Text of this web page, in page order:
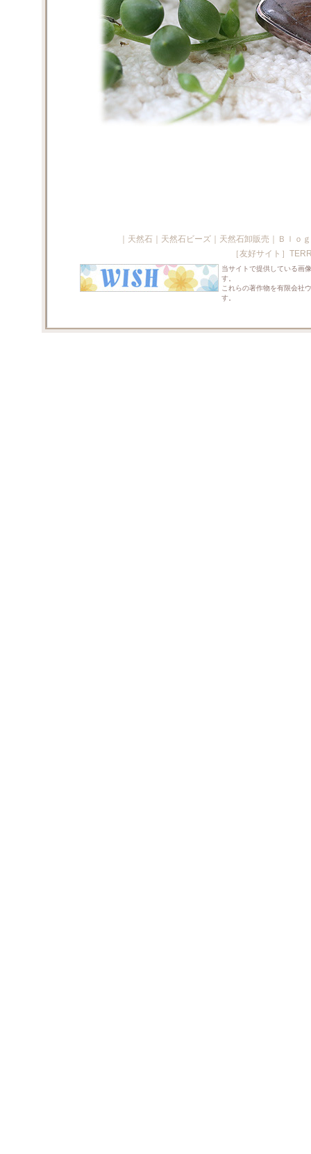
天然石 天然石ビーズ 天然石卸販売
Ｂｌｏｇ
［友好サイト］
当サイトで提供している画
す。
これらの著作物を有限会社
す。